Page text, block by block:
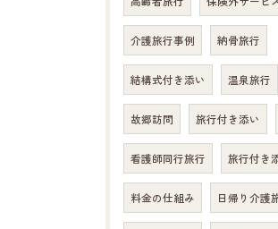
介護旅行事例 納骨旅行
結構式付き添い 温泉旅行
故郷訪問 旅行付き添い
看護師同行旅行 旅行付き
料金の仕組み 日帰り介護